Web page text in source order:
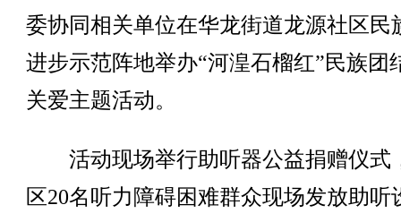
委协同相关单位在华龙街道龙源社区民
进步示范阵地举办“河湟石榴红”民族团
关爱主题活动。
活动现场举行助听器公益捐赠仪式
区20名听力障碍困难群众现场发放助听